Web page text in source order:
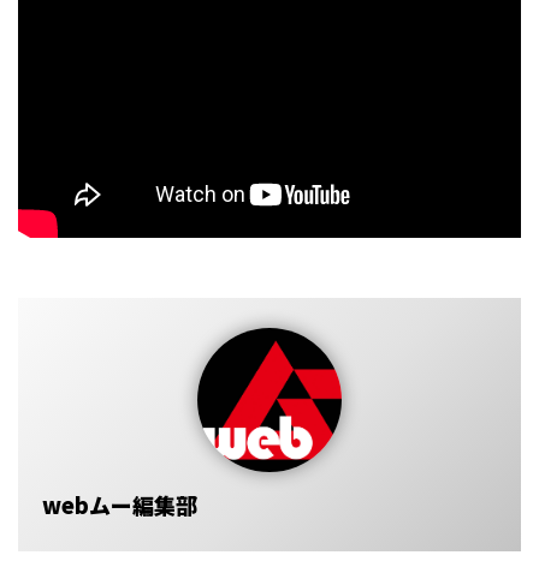
webムー編集部